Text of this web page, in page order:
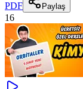
PDF Paylaş
16